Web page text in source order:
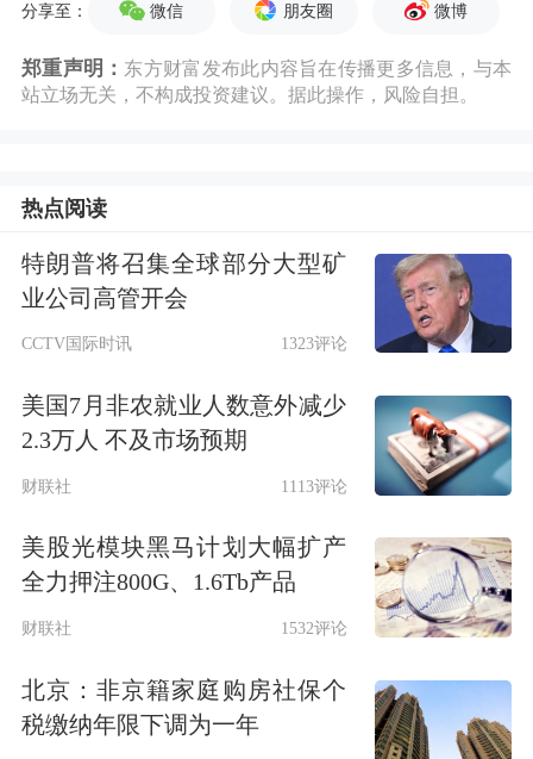
主动适应和引领新一轮科技革命和产业
变革，加强原始创新和关键核心技术攻
强国同发展数字经济、产业信息化等有
机结合，为中国式现代化构筑强大物质
文章指出，要建设现代化产业体系，巩
固壮大实体经济根基。“十五五”时期，
必须把因地制宜发展新质生产力摆在更
加突出的战略位置，坚持全面推进传统
产业转型升级、积极发展新兴产业、超
前布局未来产业并举。巩固优势产业领
先地位，在关系安全发展的领域加快补
齐短板。推动战略性新兴产业融合集群
分享至： 微信 朋友圈 微博
郑重声明： 东方财富发布此内容旨在传播更多信息，与本
站立场无关，不构成投资建议。据此操作，风险自担。
热点阅读
特朗普将召集全球部分大型矿
业公司高管开会
CCTV国际时讯 1323评论
美国7月非农就业人数意外减少
2.3万人 不及市场预期
财联社 1113评论
美股光模块黑马计划大幅扩产
全力押注800G、1.6Tb产品
财联社 1532评论
北京：非京籍家庭购房社保个
税缴纳年限下调为一年